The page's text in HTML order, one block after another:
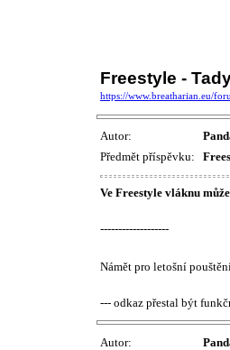
Freestyle -
https://www.breatharian.eu/
Autor:
Předmět příspěvku:
Ve Freestyle vláknu
-------------------
Námět pro letošní
--- odkaz přestal být
Autor: